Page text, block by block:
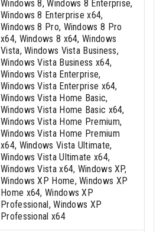
Windows 8, Windows 8 Enterprise,
Windows 8 Enterprise x64,
Windows 8 Pro, Windows 8 Pro
x64, Windows 8 x64, Windows
Vista, Windows Vista Business,
Windows Vista Business x64,
Windows Vista Enterprise,
Windows Vista Enterprise x64,
Windows Vista Home Basic,
Windows Vista Home Basic x64,
Windows Vista Home Premium,
Windows Vista Home Premium
x64, Windows Vista Ultimate,
Windows Vista Ultimate x64,
Windows Vista x64, Windows XP,
Windows XP Home, Windows XP
Home x64, Windows XP
Professional, Windows XP
Professional x64